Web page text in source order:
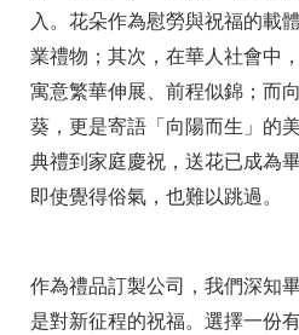
入。花朵作為慰勞與祝福的載
業禮物；其次，在華人社會中
寓意繁華伸展、前程似錦；而
葵，更是寄語「向陽而生」的
典禮到家庭慶祝，送花已成為
即使覺得俗氣，也難以跳過。
作為禮品訂製公司，我們深知
是對新征程的祝福。選擇一份